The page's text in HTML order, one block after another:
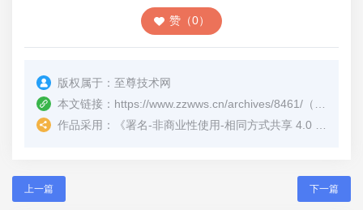
赞（0）
版权属于： 至尊技术网
本文链接： https://www.zzwws.cn/archives/8461/ （转载时请注明本文出处及文章链接）
作品采用：
《署名-非商业性使用-相同方式共享 4.0 国际 (CC BY-NC-SA 4.0)
上一篇 下一篇